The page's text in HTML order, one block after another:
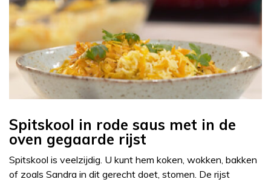
Spitskool in rode saus met in de
oven gegaarde rijst
Spitskool is veelzijdig. U kunt hem koken, wokken, bakken
of zoals Sandra in dit gerecht doet, stomen. De rijst